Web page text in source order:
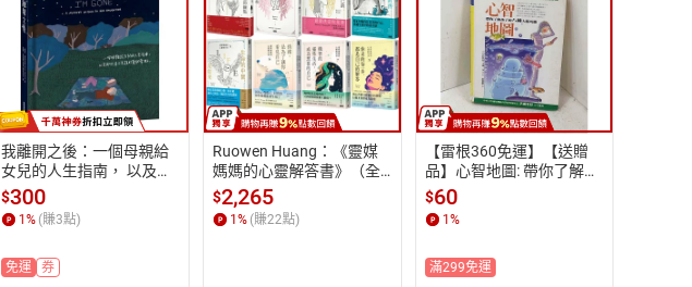
我離開之後：一個母親給
女兒的人生指南， 以及那
些來不及說的愛與牽掛
【城邦讀書花園】
$300
1% (賺3點)
免運
券
Ruowen Huang：《靈媒
媽媽的心靈解答書》（全8
書）
$2,265
1% (賺22點)
【雷根360免運】【送贈
品】心智地圖: 帶你了解孩
子的八種大腦功能 #七成
新【P-Q2621】
$60
1%
滿299免運